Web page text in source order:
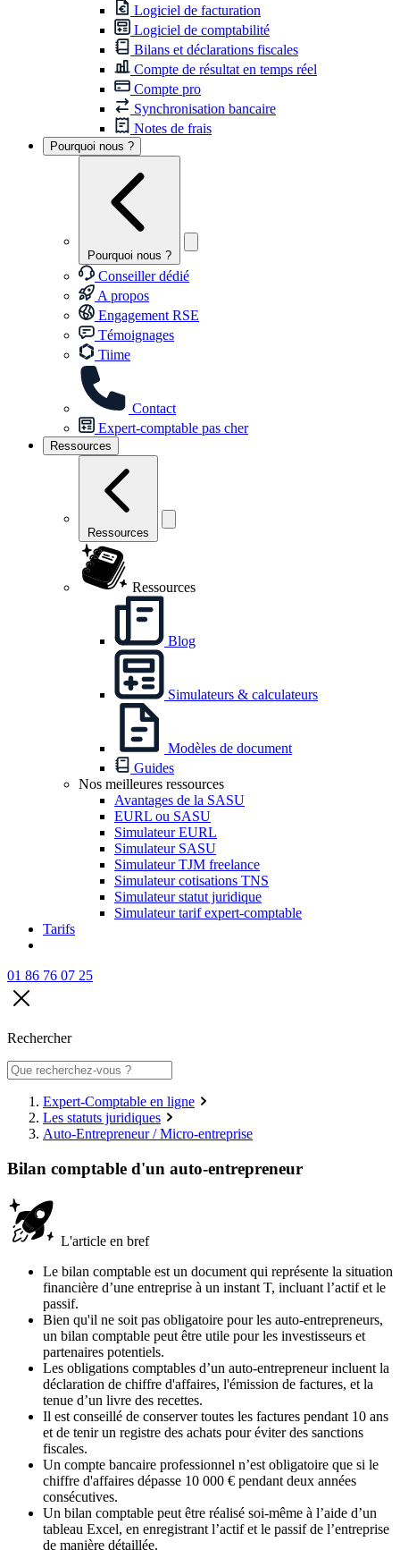
Logiciel de facturation
Logiciel de comptabilité
Bilans et déclarations fiscales
Compte de résultat en temps réel
Compte pro
Synchronisation bancaire
Notes de frais
Pourquoi nous ?
Pourquoi nous ?
Conseiller dédié
A propos
Engagement RSE
Témoignages
Tiime
Contact
Expert-comptable pas cher
Ressources
Ressources
Ressources
Blog
Simulateurs & calculateurs
Modèles de document
Guides
Nos meilleures ressources
Avantages de la SASU
EURL ou SASU
Simulateur EURL
Simulateur SASU
Simulateur TJM freelance
Simulateur cotisations TNS
Simulateur statut juridique
Simulateur tarif expert-comptable
Tarifs
01 86 76 07 25
Rechercher
Expert-Comptable en ligne
Les statuts juridiques
Auto-Entrepreneur / Micro-entreprise
Bilan comptable d'un auto-entrepreneur
L'article en bref
Le bilan comptable est un document qui représente la situation
financière d’une entreprise à un instant T, incluant l’actif et le
passif.
Bien qu'il ne soit pas obligatoire pour les auto-entrepreneurs,
un bilan comptable peut être utile pour les investisseurs et
partenaires potentiels.
Les obligations comptables d’un auto-entrepreneur incluent la
déclaration de chiffre d'affaires, l'émission de factures, et la
tenue d’un livre des recettes.
Il est conseillé de conserver toutes les factures pendant 10 ans
et de tenir un registre des achats pour éviter des sanctions
fiscales.
Un compte bancaire professionnel n’est obligatoire que si le
chiffre d'affaires dépasse 10 000 € pendant deux années
consécutives.
Un bilan comptable peut être réalisé soi-même à l’aide d’un
tableau Excel, en enregistrant l’actif et le passif de l’entreprise
de manière détaillée.